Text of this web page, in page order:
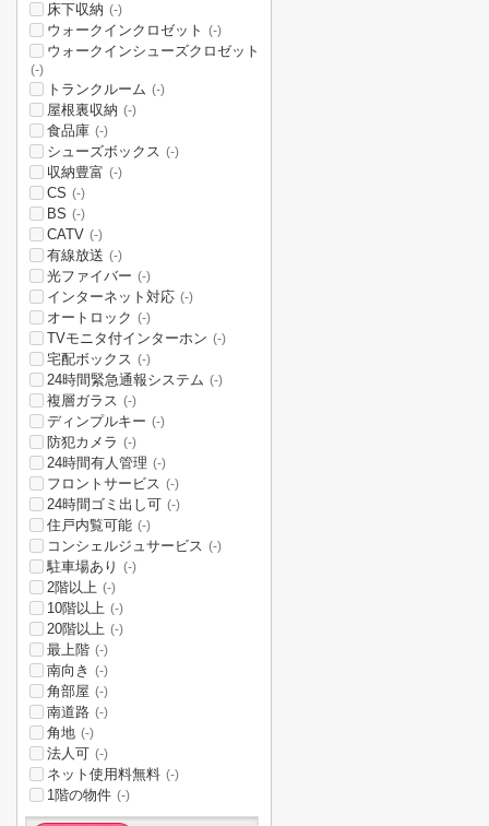
床下収納 (-)
ウォークインクロゼット (-)
ウォークインシューズクロゼット
(-)
トランクルーム (-)
屋根裏収納 (-)
食品庫 (-)
シューズボックス (-)
収納豊富 (-)
CS (-)
BS (-)
CATV (-)
有線放送 (-)
光ファイバー (-)
インターネット対応 (-)
オートロック (-)
TVモニタ付インターホン (-)
宅配ボックス (-)
24時間緊急通報システム (-)
複層ガラス (-)
ディンプルキー (-)
防犯カメラ (-)
24時間有人管理 (-)
フロントサービス (-)
24時間ゴミ出し可 (-)
住戸内覧可能 (-)
コンシェルジュサービス (-)
駐車場あり (-)
2階以上 (-)
10階以上 (-)
20階以上 (-)
最上階 (-)
南向き (-)
角部屋 (-)
南道路 (-)
角地 (-)
法人可 (-)
ネット使用料無料 (-)
1階の物件 (-)